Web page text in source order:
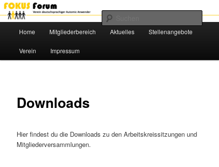
Das Benutzerforum für Automic-Anwender
Zum
primären
Home Mitgliederbereich Aktuelles Stellenangebote
Verein Impressum
Downloads
Hier findest du die Downloads zu den Arbeitskreissitzungen und
Mitgliederversammlungen.